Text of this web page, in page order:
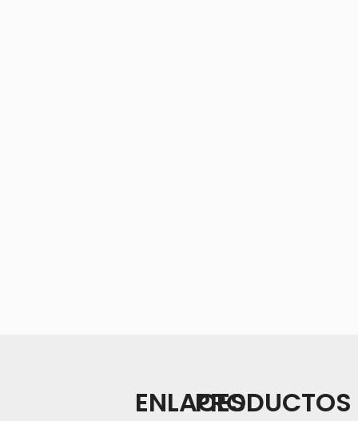
ENLACESPRODUCTOS